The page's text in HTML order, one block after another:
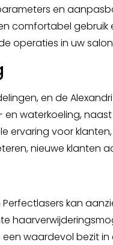
en
comfortabel
operaties in uw salon
en de
waterkoeling,
voor
nieuwe klanten
kan
waardevol bezit